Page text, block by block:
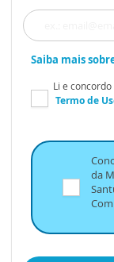
Saiba mais
Li e
Termo de
da